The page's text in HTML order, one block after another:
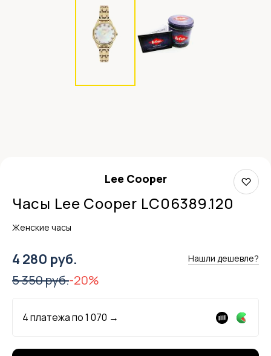
Lee Cooper
Часы Lee Cooper LC06389.120
Женские часы
4 280 руб. Нашли дешевле?
5 350 руб.-20%
4 платежа по1 070 →